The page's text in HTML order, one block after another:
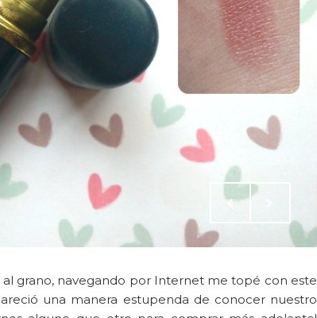
al grano, navegando por Internet me topé con este
una manera estupenda de conocer nuestro